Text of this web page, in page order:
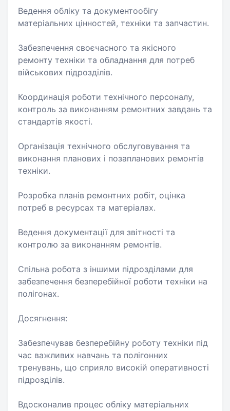
Ведення обліку та документообігу
матеріальних цінностей, техніки та запчастин.
Забезпечення своєчасного та якісного
ремонту техніки та обладнання для потреб
військових підрозділів.
Координація роботи технічного персоналу,
контроль за виконанням ремонтних завдань та
стандартів якості.
Організація технічного обслуговування та
виконання планових і позапланових ремонтів
техніки.
Розробка планів ремонтних робіт, оцінка
потреб в ресурсах та матеріалах.
Ведення документації для звітності та
контролю за виконанням ремонтів.
Спільна робота з іншими підрозділами для
забезпечення безперебійної роботи техніки на
полігонах.
Досягнення:
Забезпечував безперебійну роботу техніки під
час важливих навчань та полігонних
тренувань, що сприяло високій оперативності
підрозділів.
Вдосконалив процес обліку матеріальних